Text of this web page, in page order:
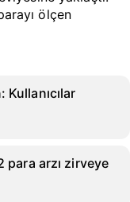
ölçen
para arzı zirveye